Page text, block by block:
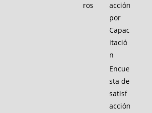
ros
acción
por
Capac
itació
n
Encue
sta de
satisf
acción